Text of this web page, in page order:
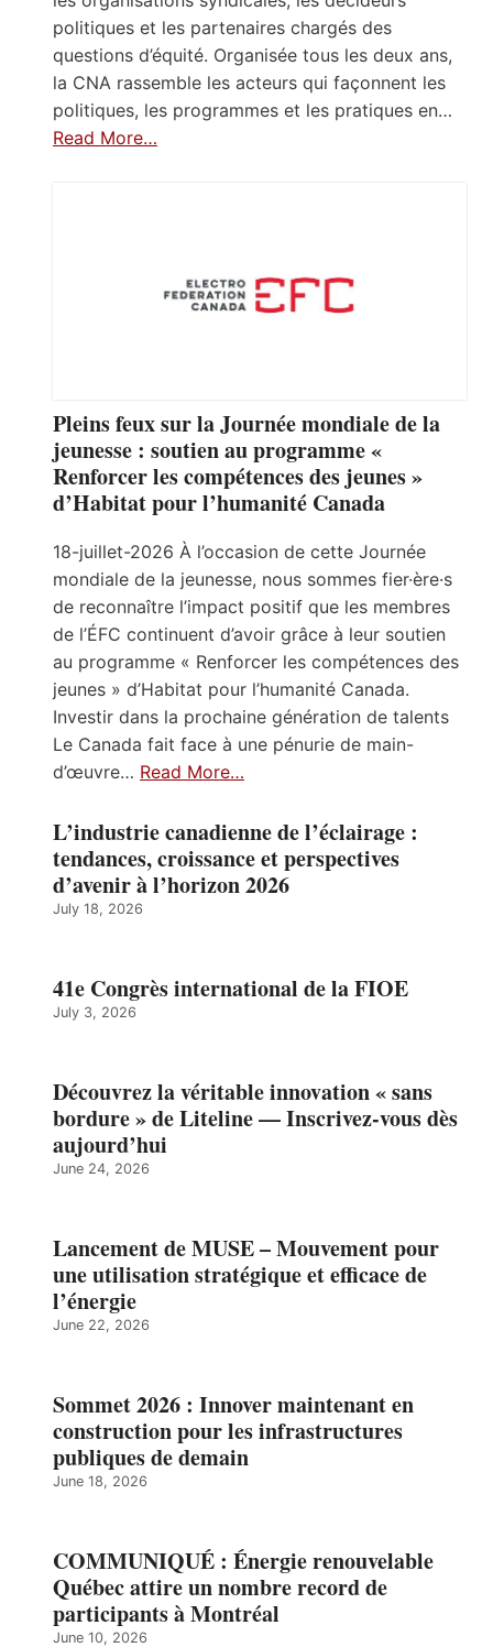
politiques et les partenaires chargés des
questions d’équité. Organisée tous les deux ans,
la CNA rassemble les acteurs qui façonnent les
politiques, les programmes et les pratiques en…
Read More…
Pleins feux sur la Journée mondiale de la
jeunesse : soutien au programme «
Renforcer les compétences des jeunes »
d’Habitat pour l’humanité Canada
18-juillet-2026 À l’occasion de cette Journée
mondiale de la jeunesse, nous sommes fier·ère·s
de reconnaître l’impact positif que les membres
de l’ÉFC continuent d’avoir grâce à leur soutien
au programme « Renforcer les compétences des
jeunes » d’Habitat pour l’humanité Canada.
Investir dans la prochaine génération de talents
Le Canada fait face à une pénurie de main-
d’œuvre… Read More…
L’industrie canadienne de l’éclairage :
tendances, croissance et perspectives
d’avenir à l’horizon 2026
July 18, 2026
41e Congrès international de la FIOE
July 3, 2026
Découvrez la véritable innovation « sans
bordure » de Liteline — Inscrivez-vous dès
aujourd’hui
June 24, 2026
Lancement de MUSE – Mouvement pour
une utilisation stratégique et efficace de
l’énergie
June 22, 2026
Sommet 2026 : Innover maintenant en
construction pour les infrastructures
publiques de demain
June 18, 2026
COMMUNIQUÉ : Énergie renouvelable
Québec attire un nombre record de
participants à Montréal
June 10, 2026